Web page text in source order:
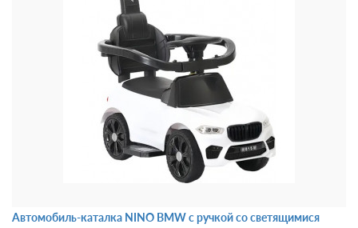
Автомобиль-каталка NINO BMW с ручкой со светящимися